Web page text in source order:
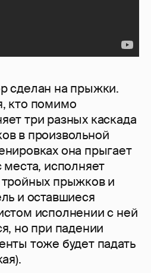
сделан на прыжки.
кто помимо
три разных каскада
в произвольной
она прыгает
места, исполняет
прыжков и
и оставшиеся
исполнении с ней
но при падении
тоже будет падать